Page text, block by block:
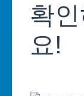
확
요!